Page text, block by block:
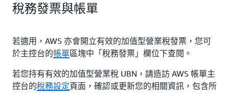
稅務發票與帳單
若適用，AWS 亦會開立有效的加值型營業稅發票，您可
於主控台的帳單區塊中「稅務發票」欄位下查閱。
若您持有有效的加值型營業稅 UBN，請造訪 AWS 帳單主
控台的稅務設定頁面，確認或更新您的相關資訊，包含所